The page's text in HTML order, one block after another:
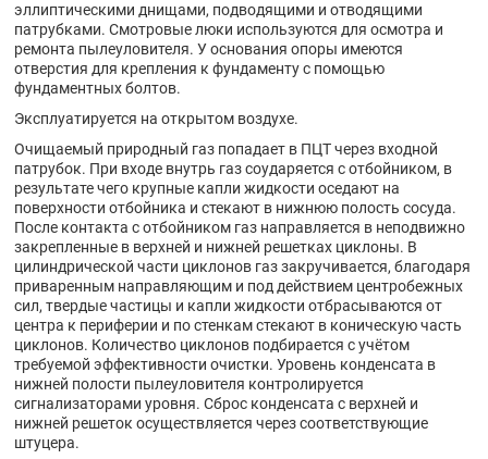
эллиптическими днищами, подводящими и отводящими
патрубками. Смотровые люки используются для осмотра и
ремонта пылеуловителя. У основания опоры имеются
отверстия для крепления к фундаменту с помощью
фундаментных болтов.
Эксплуатируется на открытом воздухе.
Очищаемый природный газ попадает в ПЦТ через входной
патрубок. При входе внутрь газ соударяется с отбойником, в
результате чего крупные капли жидкости оседают на
поверхности отбойника и стекают в нижнюю полость сосуда.
После контакта с отбойником газ направляется в неподвижно
закрепленные в верхней и нижней решетках циклоны. В
цилиндрической части циклонов газ закручивается, благодаря
приваренным направляющим и под действием центробежных
сил, твердые частицы и капли жидкости отбрасываются от
центра к периферии и по стенкам стекают в коническую часть
циклонов. Количество циклонов подбирается с учётом
требуемой эффективности очистки. Уровень конденсата в
нижней полости пылеуловителя контролируется
сигнализаторами уровня. Сброс конденсата с верхней и
нижней решеток осуществляется через соответствующие
штуцера.